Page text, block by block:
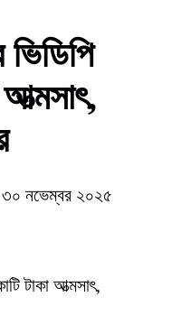
নভেম্বর ২০২৫
টাকা আত্মসাৎ,